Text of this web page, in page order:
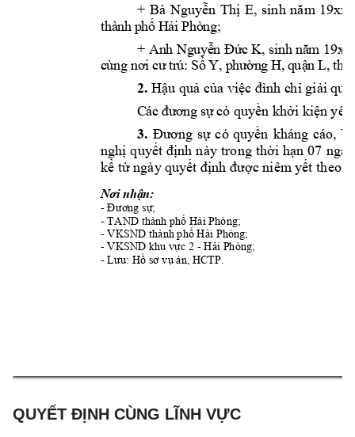
+ Bà Nguyễn Thị E, sinh năm 19xx
thành phố Hải Phòng;
+ Anh Nguyễn Đức K, sinh năm 19xx
cùng nơi cưtrú: Số Y, phườngH, quận L,th
2. Hậu quả của việc đình chỉ giải
Các đương sựcó quyền khởi kiện
3. Đương sự có quyền kháng cáo,
nghị quyết định này trong thời hạn 07
kể từ ngày quyết định được niêm yết theo q
Nơi nhận:
- Đương sự;
- TAND thành phố Hải Phòng;
- VKSND thành phố Hải Phòng;
- VKSND khu vực 2 - Hải Phòng;
- Lưu: Hồ sơ vụ án, HCTP.
QUYẾT ĐỊNH CÙNG LĨNH VỰC